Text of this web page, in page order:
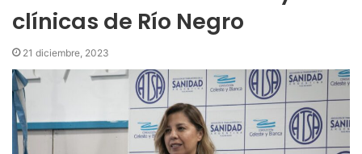
clínicas de Río Negro
21 diciembre, 2023